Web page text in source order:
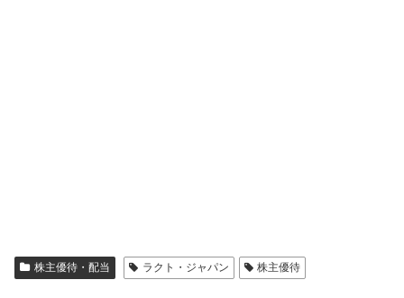
株主優待・配当 ラクト・ジャパン 株主優待